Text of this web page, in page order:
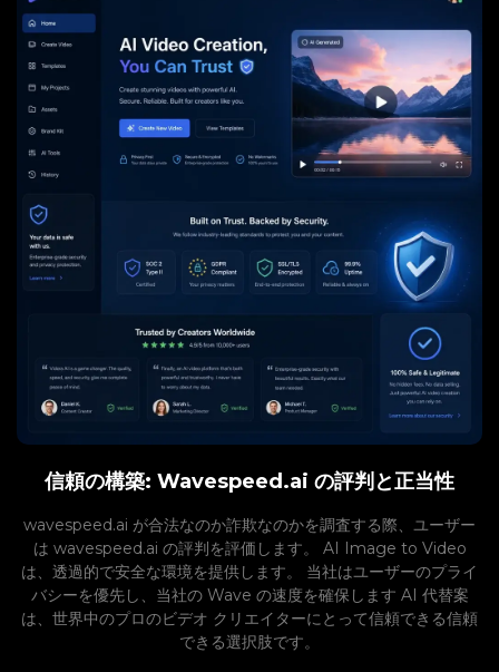
信頼の構築: Wavespeed.ai の評判と正当性
wavespeed.ai が合法なのか詐欺なのかを調査する際、ユーザー
は wavespeed.ai の評判を評価します。 AI Image to Video
は、透過的で安全な環境を提供します。 当社はユーザーのプライ
バシーを優先し、当社の Wave の速度を確保します AI 代替案
は、世界中のプロのビデオ クリエイターにとって信頼できる信頼
できる選択肢です。